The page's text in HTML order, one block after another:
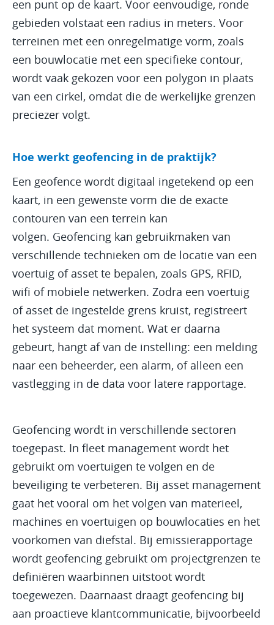
een punt op de kaart. Voor eenvoudige, ronde
gebieden volstaat een radius in meters. Voor
terreinen met een onregelmatige vorm, zoals
een bouwlocatie met een specifieke contour,
wordt vaak gekozen voor een polygon in plaats
van een cirkel, omdat die de werkelijke grenzen
preciezer volgt.
Hoe werkt geofencing in de praktijk?
Een geofence wordt digitaal ingetekend op een
kaart, in een gewenste vorm die de exacte
contouren van een terrein kan
volgen. Geofencing kan gebruikmaken van
verschillende technieken om de locatie van een
voertuig of asset te bepalen, zoals GPS, RFID,
wifi of mobiele netwerken. Zodra een voertuig
of asset de ingestelde grens kruist, registreert
het systeem dat moment. Wat er daarna
gebeurt, hangt af van de instelling: een melding
naar een beheerder, een alarm, of alleen een
vastlegging in de data voor latere rapportage.
Geofencing wordt in verschillende sectoren
toegepast. In fleet management wordt het
gebruikt om voertuigen te volgen en de
beveiliging te verbeteren. Bij asset management
gaat het vooral om het volgen van materieel,
machines en voertuigen op bouwlocaties en het
voorkomen van diefstal. Bij emissierapportage
wordt geofencing gebruikt om projectgrenzen te
definiëren waarbinnen uitstoot wordt
toegewezen. Daarnaast draagt geofencing bij
aan proactieve klantcommunicatie, bijvoorbeeld